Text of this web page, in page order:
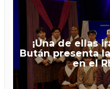
¡Una de ellas
Bután presenta
en el